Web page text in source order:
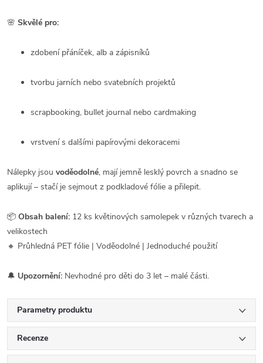
🌸 Skvělé pro:
zdobení přáníček, alb a zápisníků
tvorbu jarních nebo svatebních projektů
scrapbooking, bullet journal nebo cardmaking
vrstvení s dalšími papírovými dekoracemi
Nálepky jsou voděodolné, mají jemně lesklý povrch a snadno se
aplikují – stačí je sejmout z podkladové fólie a přilepit.
📦 Obsah balení: 12 ks květinových samolepek v různých tvarech a
velikostech
🔸 Průhledná PET fólie | Voděodolné | Jednoduché použití
🔔 Upozornění: Nevhodné pro děti do 3 let – malé části.
Parametry produktu
Recenze